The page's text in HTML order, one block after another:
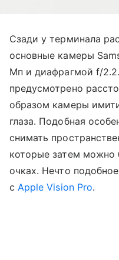
Сзади у терминала
основные камеры
Мп и диафрагмой f/
предусмотрено
образом камеры
глаза. Подобная
снимать
которые затем можно
очках. Нечто
сApple Vision Pro.